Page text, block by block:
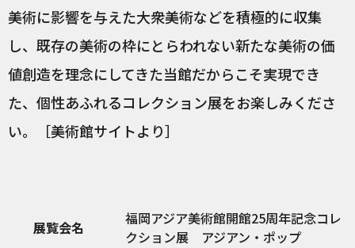
美術に影響を与えた大衆美術などを積極的に収集
し、既存の美術の枠にとらわれない新たな美術の価
値創造を理念にしてきた当館だからこそ実現でき
た、個性あふれるコレクション展をお楽しみくださ
い。［美術館サイトより］
展覧会名
福岡アジア美術館開館25周年記念コレ
クション展 アジアン・ポップ